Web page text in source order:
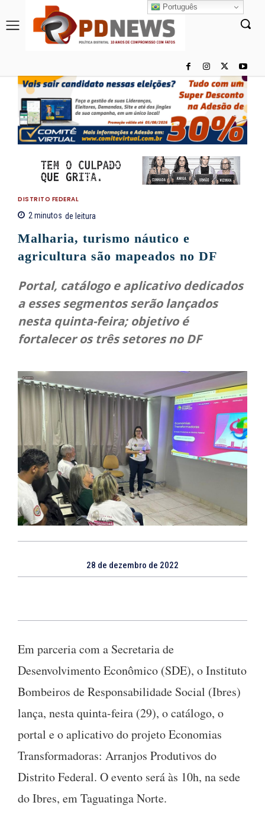
DISTRITO FEDERAL
2minutos de leitura
Malharia, turismo náutico e
agricultura são mapeados no DF
Portal, catálogo e aplicativo dedicados
a esses segmentos serão lançados
nesta quinta-feira; objetivo é
fortalecer os três setores no DF
28 de dezembro de 2022
Em parceria com a Secretaria de
Desenvolvimento Econômico (SDE), o Instituto
Bombeiros de Responsabilidade Social (Ibres)
lança, nesta quinta-feira (29), o catálogo, o
portal e o aplicativo do projeto Economias
Transformadoras: Arranjos Produtivos do
Distrito Federal. O evento será às 10h, na sede
do Ibres, em Taguatinga Norte.
Português